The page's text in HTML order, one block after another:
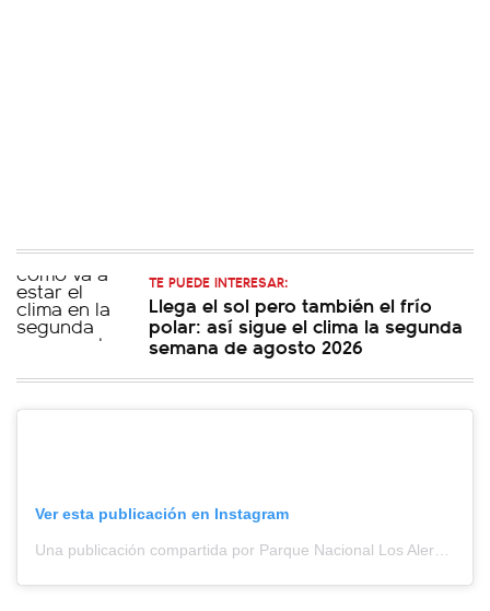
TE PUEDE INTERESAR:
Llega el sol pero también el frío
polar: así sigue el clima la segunda
semana de agosto 2026
Ver esta publicación en Instagram